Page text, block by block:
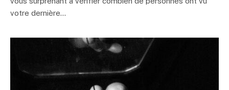
votre dernière…